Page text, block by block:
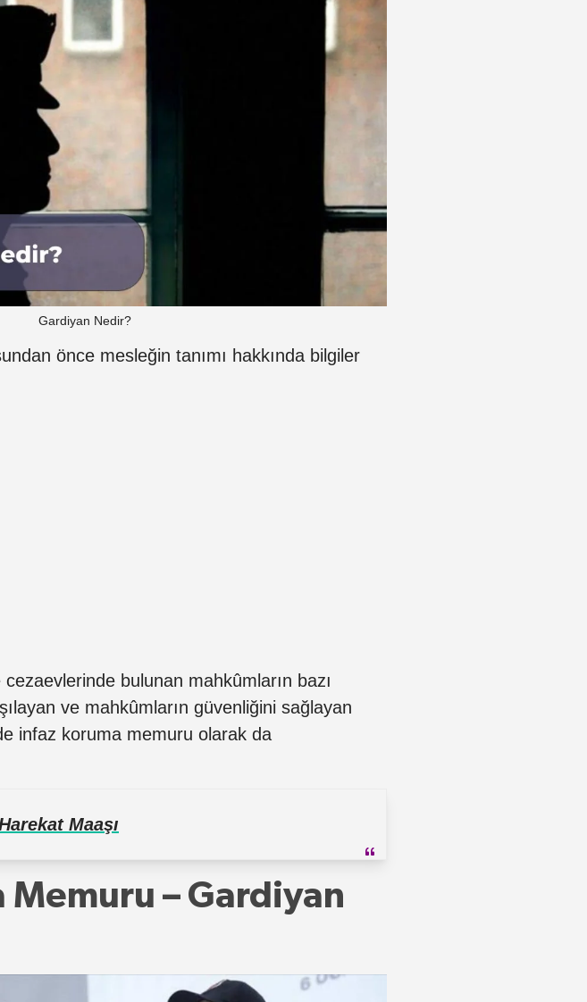
Gardiyan Nedir?
önce mesleğin tanımı hakkında bilgiler
bulunan mahkûmların bazı
ve mahkûmların güvenliğini sağlayan
infaz koruma memuru olarak da
Maaşı
Memuru – Gardiyan